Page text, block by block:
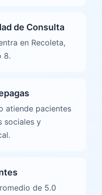
de Consulta
en Recoleta,
8.
atiende pacientes
sociales y
de 5.0